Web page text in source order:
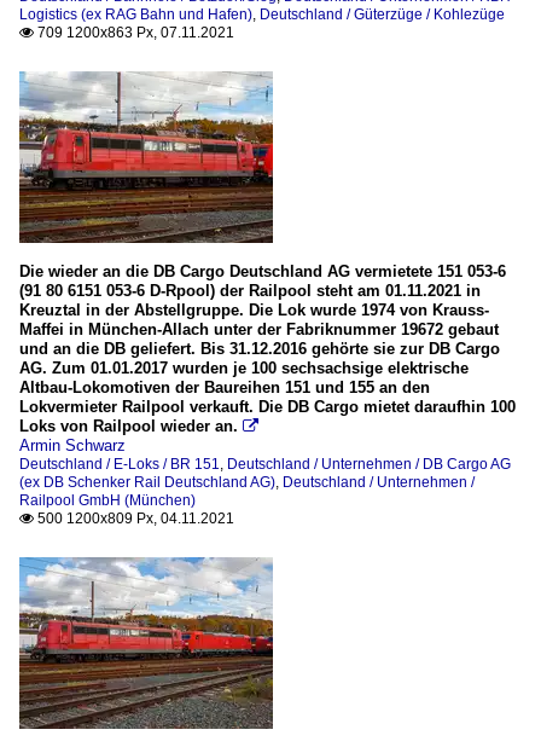
Logistics (ex RAG Bahn und Hafen), Deutschland / Güterzüge / Kohlezüge
 709 1200x863 Px, 07.11.2021
Die wieder an die DB Cargo Deutschland AG vermietete 151 053-6
(91 80 6151 053-6 D-Rpool) der Railpool steht am 01.11.2021 in
Kreuztal in der Abstellgruppe. Die Lok wurde 1974 von Krauss-
Maffei in München-Allach unter der Fabriknummer 19672 gebaut
und an die DB geliefert. Bis 31.12.2016 gehörte sie zur DB Cargo
AG. Zum 01.01.2017 wurden je 100 sechsachsige elektrische
Altbau-Lokomotiven der Baureihen 151 und 155 an den
Lokvermieter Railpool verkauft. Die DB Cargo mietet daraufhin 100
Loks von Railpool wieder an. 
Armin Schwarz
Deutschland / E-Loks / BR 151, Deutschland / Unternehmen / DB Cargo AG
(ex DB Schenker Rail Deutschland AG), Deutschland / Unternehmen /
Railpool GmbH (München)
 500 1200x809 Px, 04.11.2021